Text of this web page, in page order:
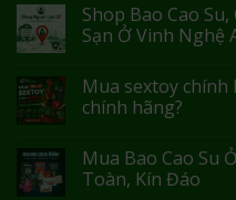
Shop Bao Cao
Sạn Ở Vinh Nghệ
Mua sextoy
chính hãng?
Mua Bao Cao Su
Toàn, Kín Đáo